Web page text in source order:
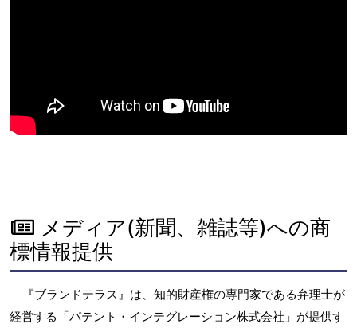
メディア(新聞、雑誌等)への商
標情報提供
『ブランドテラス』は、知的財産権の専門家である弁理士が
経営する「パテント・インテグレーション株式会社」が提供す